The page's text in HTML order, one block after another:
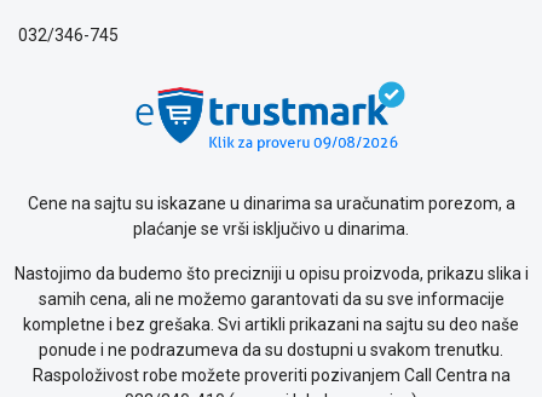
032/346-745
Cene na sajtu su iskazane u dinarima sa uračunatim porezom, a
plaćanje se vrši isključivo u dinarima.
Nastojimo da budemo što precizniji u opisu proizvoda, prikazu slika i
samih cena, ali ne možemo garantovati da su sve informacije
kompletne i bez grešaka. Svi artikli prikazani na sajtu su deo naše
ponude i ne podrazumeva da su dostupni u svakom trenutku.
Raspoloživost robe možete proveriti pozivanjem Call Centra na